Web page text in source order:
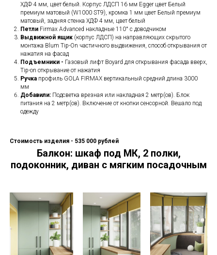
ХДФ 4 мм, цвет белый. Корпус ЛДСП 16 мм Egger цвет Белый
премиум матовый (W1000 ST9), кромка 1 мм цвет Белый премиум
матовый, задняя стенка ХДФ 4 мм, цвет белый
Петли Firmax Advanced накладные 110° с доводчиком
Выдвижной ящик (корпус ЛДСП) на направляющих скрытого
монтажа Blum Tip-On частичного выдвижения, способ открывания от
нажатия на фасад
Подъемники - Газовый лифт Boyard для открывания фасада вверх,
Tip-on открывание от нажатия
Ручка профиль GOLA FIRMAX вертикальный средний длина 3000
мм
Добавили: Подсветка врезная или накладная 2 метр(ов). Блок
питания на 2 метр(ов). Включение от кнопки сенсорной. Вешало под
одежду
Стоимость изделия - 535 000 рублей
Балкон: шкаф под МК, 2 полки,
подоконник, диван с мягким посадочным